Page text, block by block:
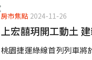
房市焦點 2024-11-26
上宏囍玥開工動土
桃園捷運綠線首列列車將